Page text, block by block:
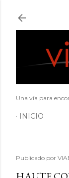
Una vía para
INICIO
Publicado por